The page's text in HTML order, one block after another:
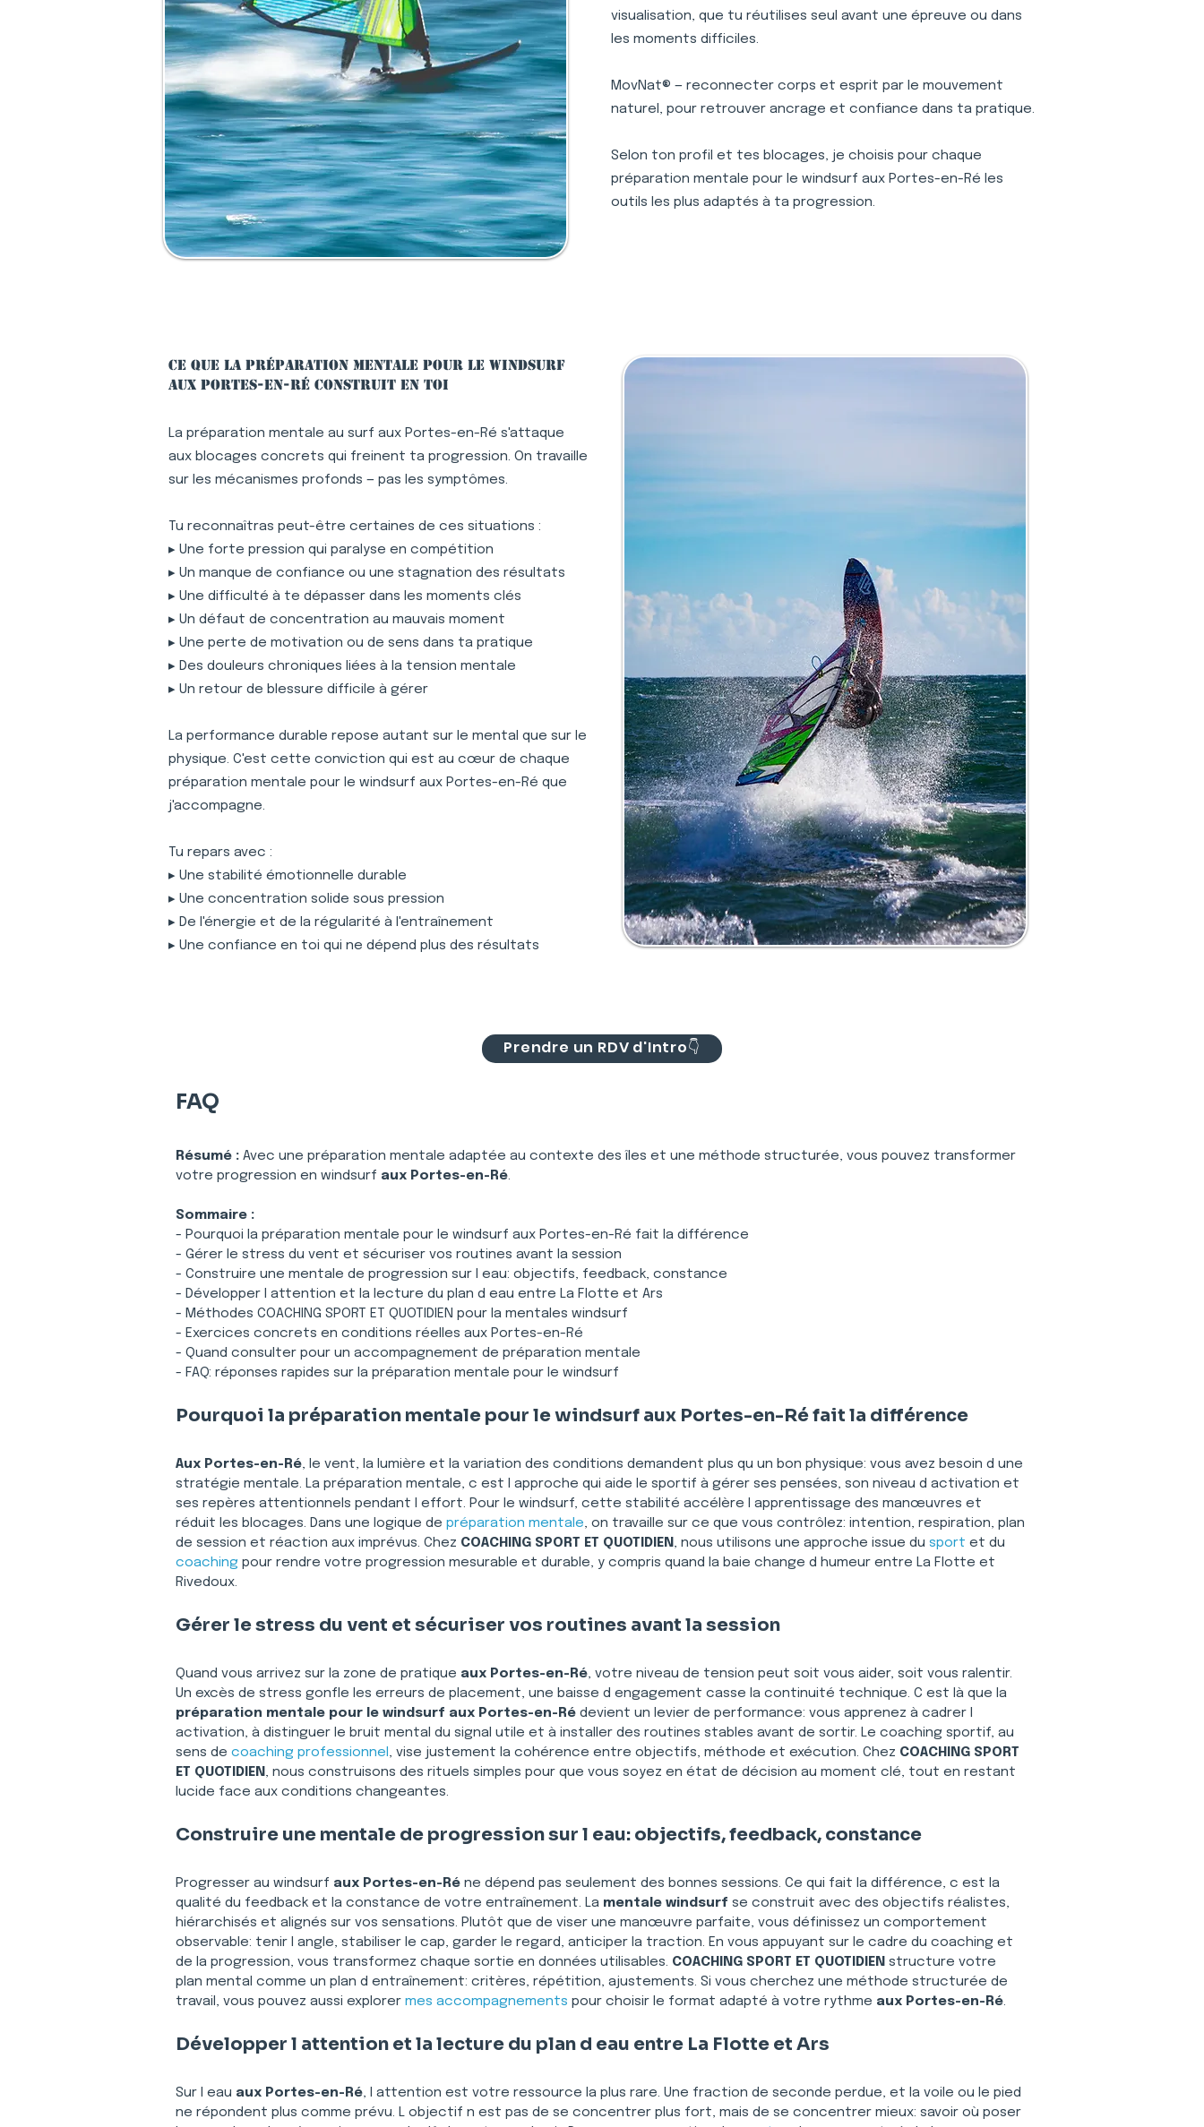
visualisation, que tu réutilises seul avant une épreuve ou dans
les moments difficiles.
MovNat® — reconnecter corps et esprit par le mouvement
naturel, pour retrouver ancrage et confiance dans ta pratique.
Selon ton profil et tes blocages, je choisis pour chaque
préparation mentale pour le windsurf aux Portes-en-Ré les
outils les plus adaptés à ta progression.
Ce que la préparation mentale pour le windsurf
aux Portes-en-Ré construit en toi
La préparation mentale au surf aux Portes-en-Ré s'attaque
aux blocages concrets qui freinent ta progression. On travaille
sur les mécanismes profonds — pas les symptômes.
Tu reconnaîtras peut-être certaines de ces situations :
▸ Une forte pression qui paralyse en compétition
▸ Un manque de confiance ou une stagnation des résultats
▸ Une difficulté à te dépasser dans les moments clés
▸ Un défaut de concentration au mauvais moment
▸ Une perte de motivation ou de sens dans ta pratique
▸ Des douleurs chroniques liées à la tension mentale
▸ Un retour de blessure difficile à gérer
La performance durable repose autant sur le mental que sur le
physique. C'est cette conviction qui est au cœur de chaque
préparation mentale pour le windsurf aux Portes-en-Ré que
j'accompagne.
Tu repars avec :
▸ Une stabilité émotionnelle durable
▸ Une concentration solide sous pression
▸ De l'énergie et de la régularité à l'entraînement
▸ Une confiance en toi qui ne dépend plus des résultats
Prendre un RDV d'Intro👇
FAQ
Résumé : Avec une préparation mentale adaptée au contexte des îles et une méthode structurée, vous pouvez transformer
votre progression en windsurf aux Portes-en-Ré.
Sommaire :
- Pourquoi la préparation mentale pour le windsurf aux Portes-en-Ré fait la différence
- Gérer le stress du vent et sécuriser vos routines avant la session
- Construire une mentale de progression sur l eau: objectifs, feedback, constance
- Développer l attention et la lecture du plan d eau entre La Flotte et Ars
- Méthodes COACHING SPORT ET QUOTIDIEN pour la mentales windsurf
- Exercices concrets en conditions réelles aux Portes-en-Ré
- Quand consulter pour un accompagnement de préparation mentale
- FAQ: réponses rapides sur la préparation mentale pour le windsurf
Pourquoi la préparation mentale pour le windsurf aux Portes-en-Ré fait la différence
Aux Portes-en-Ré, le vent, la lumière et la variation des conditions demandent plus qu un bon physique: vous avez besoin d une
stratégie mentale. La préparation mentale, c est l approche qui aide le sportif à gérer ses pensées, son niveau d activation et
ses repères attentionnels pendant l effort. Pour le windsurf, cette stabilité accélère l apprentissage des manœuvres et
réduit les blocages. Dans une logique de préparation mentale, on travaille sur ce que vous contrôlez: intention, respiration, plan
de session et réaction aux imprévus. Chez COACHING SPORT ET QUOTIDIEN , nous utilisons une approche issue du sport et du
coaching pour rendre votre progression mesurable et durable, y compris quand la baie change d humeur entre La Flotte et
Rivedoux.
Gérer le stress du vent et sécuriser vos routines avant la session
Quand vous arrivez sur la zone de pratique aux Portes-en-Ré, votre niveau de tension peut soit vous aider, soit vous ralentir.
Un excès de stress gonfle les erreurs de placement, une baisse d engagement casse la continuité technique. C est là que la
préparation mentale pour le windsurf aux Portes-en-Ré devient un levier de performance: vous apprenez à cadrer l
activation, à distinguer le bruit mental du signal utile et à installer des routines stables avant de sortir. Le coaching sportif, au
sens de coaching professionnel , vise justement la cohérence entre objectifs, méthode et exécution. Chez COACHING SPORT
ET QUOTIDIEN , nous construisons des rituels simples pour que vous soyez en état de décision au moment clé, tout en restant
lucide face aux conditions changeantes.
Construire une mentale de progression sur l eau: objectifs, feedback, constance
Progresser au windsurf aux Portes-en-Ré ne dépend pas seulement des bonnes sessions. Ce qui fait la différence, c est la
qualité du feedback et la constance de votre entraînement. La mentale windsurf se construit avec des objectifs réalistes,
hiérarchisés et alignés sur vos sensations. Plutôt que de viser une manœuvre parfaite, vous définissez un comportement
observable: tenir l angle, stabiliser le cap, garder le regard, anticiper la traction. En vous appuyant sur le cadre du coaching et
de la progression, vous transformez chaque sortie en données utilisables. COACHING SPORT ET QUOTIDIEN structure votre
plan mental comme un plan d entraînement: critères, répétition, ajustements. Si vous cherchez une méthode structurée de
travail, vous pouvez aussi explorer mes accompagnements pour choisir le format adapté à votre rythme aux Portes-en-Ré.
Développer l attention et la lecture du plan d eau entre La Flotte et Ars
Sur l eau aux Portes-en-Ré, l attention est votre ressource la plus rare. Une fraction de seconde perdue, et la voile ou le pied
ne répondent plus comme prévu. L objectif n est pas de se concentrer plus fort, mais de se concentrer mieux: savoir où poser